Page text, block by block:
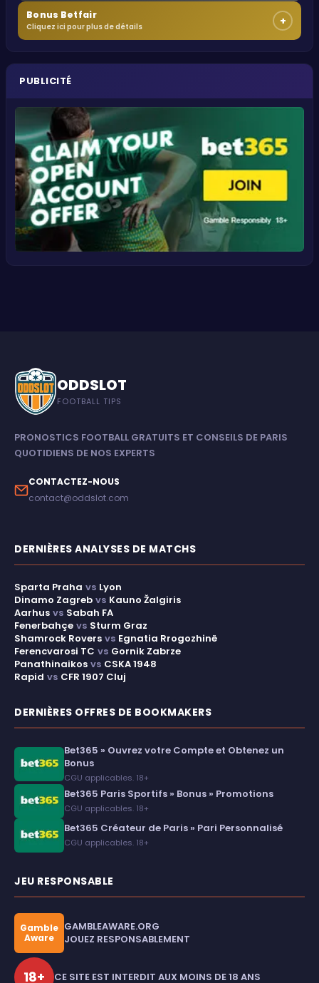
Bonus Betfair
Cliquez ici pour plus de détails +
PUBLICITÉ
ODDSLOT
FOOTBALL TIPS
PRONOSTICS FOOTBALL GRATUITS ET CONSEILS DE PARIS
QUOTIDIENS DE NOS EXPERTS
CONTACTEZ-NOUS
contact@oddslot.com
DERNIÈRES ANALYSES DE MATCHS
Sparta Praha vs Lyon
Dinamo Zagreb vs Kauno Žalgiris
Aarhus vs Sabah FA
Fenerbahçe vs Sturm Graz
Shamrock Rovers vs Egnatia Rrogozhinë
Ferencvarosi TC vs Gornik Zabrze
Panathinaikos vs CSKA 1948
Rapid vs CFR 1907 Cluj
DERNIÈRES OFFRES DE BOOKMAKERS
Bet365 » Ouvrez votre Compte et Obtenez un
Bonus
CGU applicables. 18+
Bet365 Paris Sportifs » Bonus » Promotions
CGU applicables. 18+
Bet365 Créateur de Paris » Pari Personnalisé
CGU applicables. 18+
JEU RESPONSABLE
Gamble
Aware
GAMBLEAWARE.ORG
JOUEZ RESPONSABLEMENT
18+ CE SITE EST INTERDIT AUX MOINS DE 18 ANS